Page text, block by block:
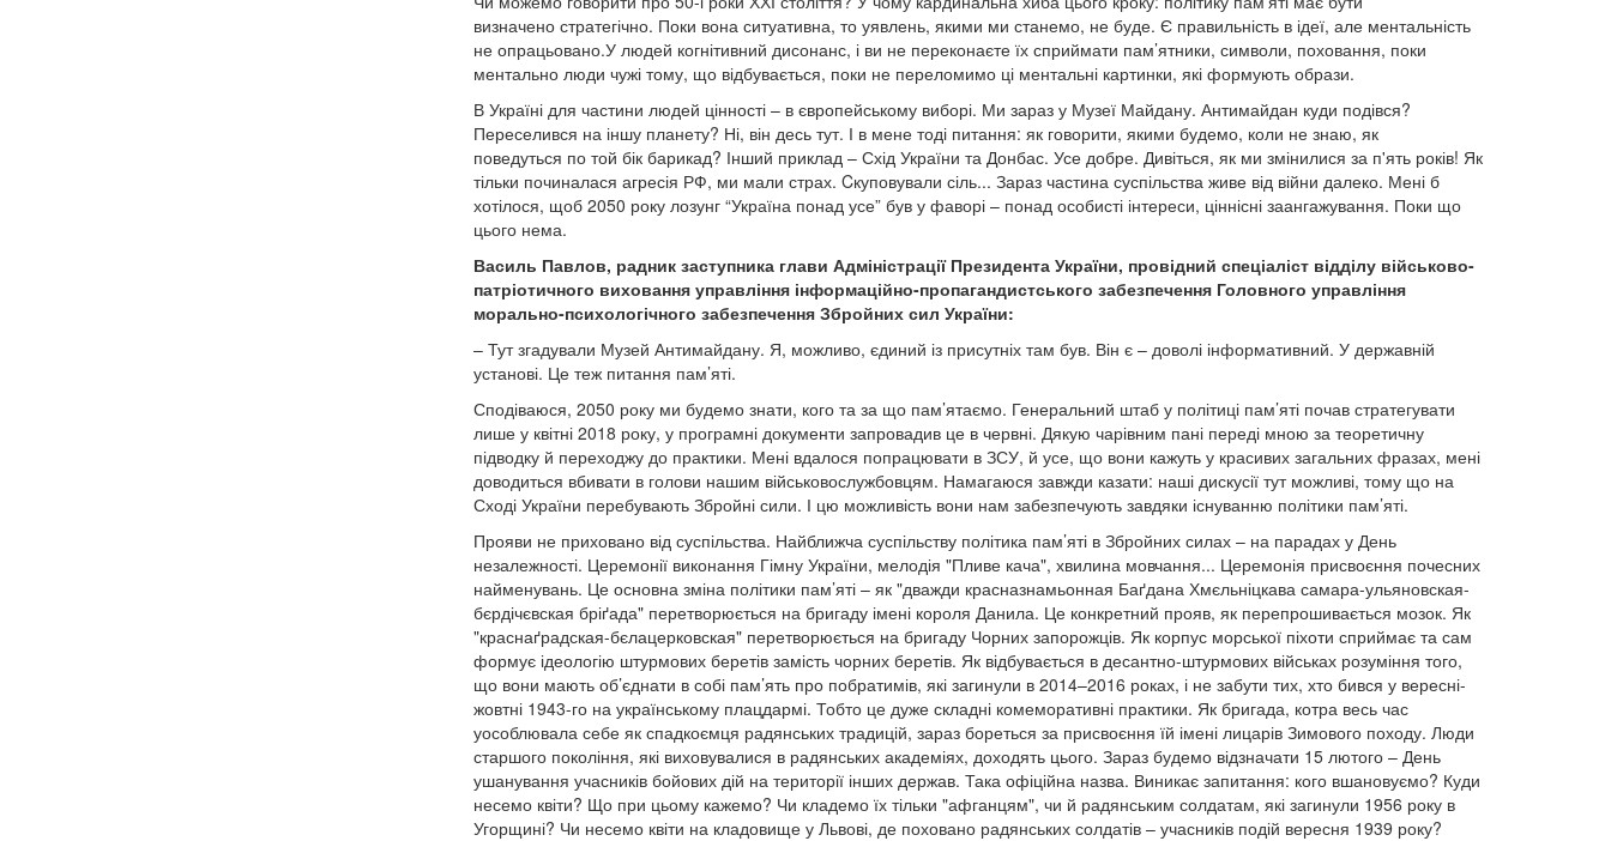
визначено стратегічно. Поки вона ситуативна, то уявлень, якими ми станемо, не буде. Є правильність в ідеї, але ментальність
не опрацьовано.У людей когнітивний дисонанс, і ви не переконаєте їх сприймати пам’ятники, символи, поховання, поки
ментально люди чужі тому, що відбувається, поки не переломимо ці ментальні картинки, які формують образи.
В Україні для частини людей цінності – в європейському виборі. Ми зараз у Музеї Майдану. Антимайдан куди подівся?
Переселився на іншу планету? Ні, він десь тут. І в мене тоді питання: як говорити, якими будемо, коли не знаю, як
поведуться по той бік барикад? Інший приклад – Схід України та Донбас. Усе добре. Дивіться, як ми змінилися за п'ять років! Як
тільки починалася агресія РФ, ми мали страх. Cкуповували сіль... Зараз частина суспільства живе від війни далеко. Мені б
хотілося, щоб 2050 року лозунг “Україна понад усе” був у фаворі – понад особисті інтереси, ціннісні заангажування. Поки що
цього нема.
Василь Павлов, радник заступника глави Адміністрації Президента України, провідний спеціаліст відділу військово-
патріотичного виховання управління інформаційно-пропагандистського забезпечення Головного управління
морально-психологічного забезпечення Збройних сил України:
– Тут згадували Музей Антимайдану. Я, можливо, єдиний із присутніх там був. Він є – доволі інформативний. У державній
установі. Це теж питання пам’яті.
Сподіваюся, 2050 року ми будемо знати, кого та за що пам’ятаємо. Генеральний штаб у політиці пам’яті почав стратегувати
лише у квітні 2018 року, у програмні документи запровадив це в червні. Дякую чарівним пані переді мною за теоретичну
підводку й переходжу до практики. Мені вдалося попрацювати в ЗСУ, й усе, що вони кажуть у красивих загальних фразах, мені
доводиться вбивати в голови нашим військовослужбовцям. Намагаюся завжди казати: наші дискусії тут можливі, тому що на
Сході України перебувають Збройні сили. І цю можливість вони нам забезпечують завдяки існуванню політики пам’яті.
Прояви не приховано від суспільства. Найближча суспільству політика пам’яті в Збройних силах – на парадах у День
незалежності. Церемонії виконання Гімну України, мелодія "Пливе кача", хвилина мовчання... Церемонія присвоєння почесних
найменувань. Це основна зміна політики пам’яті – як "дважди красназнамьонная Баґдана Хмєльніцкава самара-ульяновская-
бєрдічєвская бріґада" перетворюється на бригаду імені короля Данила. Це конкретний прояв, як перепрошивається мозок. Як
"краснаґрадская-бєлацерковская" перетворюється на бригаду Чорних запорожців. Як корпус морської піхоти сприймає та сам
формує ідеологію штурмових беретів замість чорних беретів. Як відбувається в десантно-штурмових військах розуміння того,
що вони мають об’єднати в собі пам’ять про побратимів, які загинули в 2014–2016 роках, і не забути тих, хто бився у вересні-
жовтні 1943-го на українському плацдармі. Тобто це дуже складні комеморативні практики. Як бригада, котра весь час
уособлювала себе як спадкоємця радянських традицій, зараз бореться за присвоєння їй імені лицарів Зимового походу. Люди
старшого покоління, які виховувалися в радянських академіях, доходять цього. Зараз будемо відзначати 15 лютого – День
ушанування учасників бойових дій на території інших держав. Така офіційна назва. Виникає запитання: кого вшановуємо? Куди
несемо квіти? Що при цьому кажемо? Чи кладемо їх тільки "афганцям", чи й радянським солдатам, які загинули 1956 року в
Угорщині? Чи несемо квіти на кладовище у Львові, де поховано радянських солдатів – учасників подій вересня 1939 року?